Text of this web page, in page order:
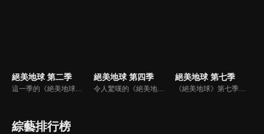
絕美地球 第二季
這一季的《絕美地球》飛越了世界上最美麗、最引人注目的地方。每集節目都會以獨一無二的視角，呈現大約30個壯觀的景點。
絕美地球 第四季
令人驚嘆的《絕美地球》第四季回歸，收錄了從法國、德國、西班牙、義大利、比利時和瑞士等國家的一萬英尺高空拍攝的壯觀影片，以及美國和英國許多美麗景點的精彩鏡頭。
絕美地球 第七季
《絕美地球》第七季探索全球各地令人驚嘆的新景觀和壯觀景點，包括義大利迷人的西恩納、美國冰河國家公園和冰島西北部的崎嶇景觀。
綜藝排行榜